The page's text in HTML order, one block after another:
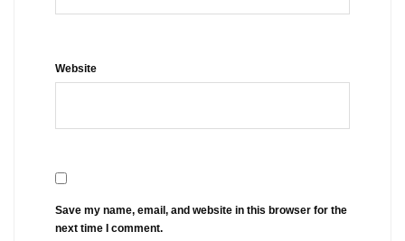
Website
Save my name, email, and website in this browser for the
next time I comment.